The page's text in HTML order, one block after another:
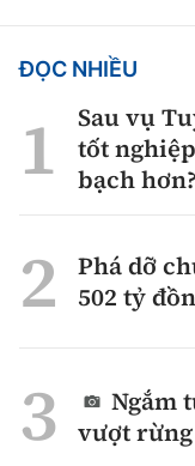
ĐỌC NHIỀU
Sau vụ
tốt
bạch hơn?
Phá dỡ
502 tỷ
Ngắm
vượt